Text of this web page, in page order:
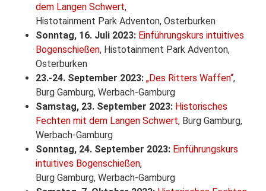
dem Langen Schwert,
Histotainment Park Adventon, Osterburken
Sonntag, 16. Juli 2023: Einführungskurs intuitives
Bogenschießen, Histotainment Park Adventon,
Osterburken
23.-24. September 2023: „Des Ritters Waffen“,
Burg Gamburg, Werbach-Gamburg
Samstag, 23. September 2023: Historisches
Fechten mit dem Langen Schwert, Burg Gamburg,
Werbach-Gamburg
Sonntag, 24. September 2023: Einführungskurs
intuitives Bogenschießen,
Burg Gamburg, Werbach-Gamburg